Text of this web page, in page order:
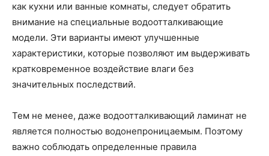
как кухни или ванные комнаты, следует обратить
внимание на специальные водоотталкивающие
модели. Эти варианты имеют улучшенные
характеристики, которые позволяют им выдерживать
кратковременное воздействие влаги без
значительных последствий.
Тем не менее, даже водоотталкивающий ламинат не
является полностью водонепроницаемым. Поэтому
важно соблюдать определенные правила